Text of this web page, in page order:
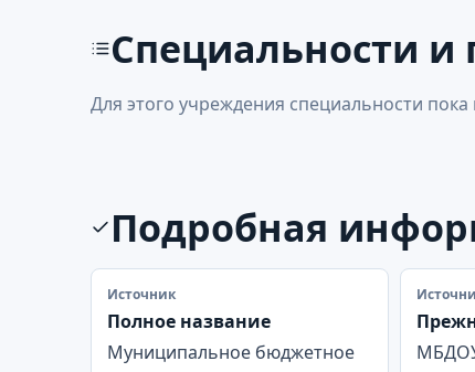
Специальности
Для этого учреждения специальности
Подробная
Источник
Полное название
Муниципальное бюджетное